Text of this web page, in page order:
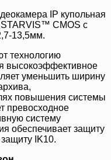
IP купольная
STARVIS™ CMOS с
13,5мм.
технологию
высокоэффективное
уменьшить ширину
повышения системы
превосходное
систему
обеспечивает защиту
IK10.